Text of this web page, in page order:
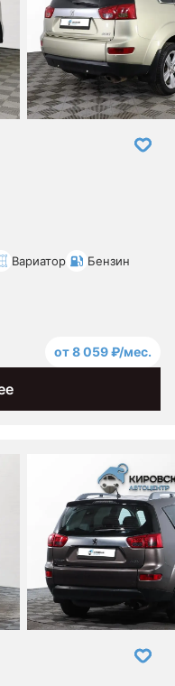
Вариатор Бензин
от 8 059 ₽/мес.